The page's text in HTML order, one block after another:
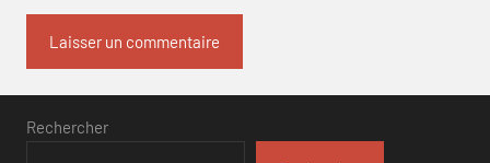
Rechercher